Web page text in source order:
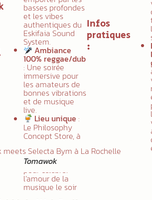
basses profondes
et les vibes
authentiques du
Eskifaia Sound
System.
Ambiance
100% reggae/dub
: Une soirée
immersive pour
les amateurs de
bonnes vibrations
et de musique
live.
Lieu unique :
Le Philosophy
Concept Store, à
La Rochelle, offre
un cadre convivial
et chaleureux
pour célébrer
l’amour de la
musique le soir
de la Saint-
Infos
pratiques
:
Tomawok